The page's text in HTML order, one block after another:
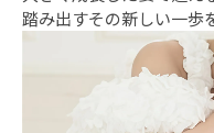
踏み出すその新しい一歩